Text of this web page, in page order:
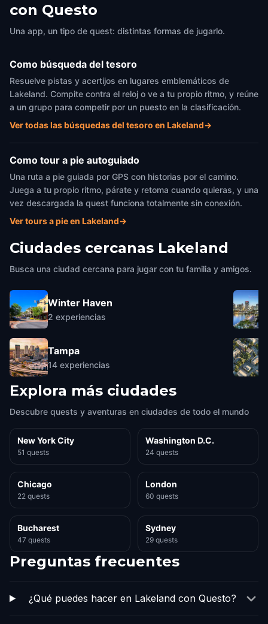
con Questo
Una app, un tipo de quest: distintas formas de jugarlo.
Como búsqueda del tesoro
Resuelve pistas y acertijos en lugares emblemáticos de
Lakeland. Compite contra el reloj o ve a tu propio ritmo, y reúne
a un grupo para competir por un puesto en la clasificación.
Ver todas las búsquedas del tesoro en Lakeland→
Como tour a pie autoguiado
Una ruta a pie guiada por GPS con historias por el camino.
Juega a tu propio ritmo, párate y retoma cuando quieras, y una
vez descargada la quest funciona totalmente sin conexión.
Ver tours a pie en Lakeland→
Ciudades cercanas Lakeland
Busca una ciudad cercana para jugar con tu familia y amigos.
Winter Haven
2 experiencias
Tampa
14 experiencias
Explora más ciudades
Descubre quests y aventuras en ciudades de todo el mundo
New York City
51 quests
Washington D.C.
24 quests
Chicago
22 quests
London
60 quests
Bucharest
47 quests
Sydney
29 quests
Preguntas frecuentes
¿Qué puedes hacer en Lakeland con Questo?